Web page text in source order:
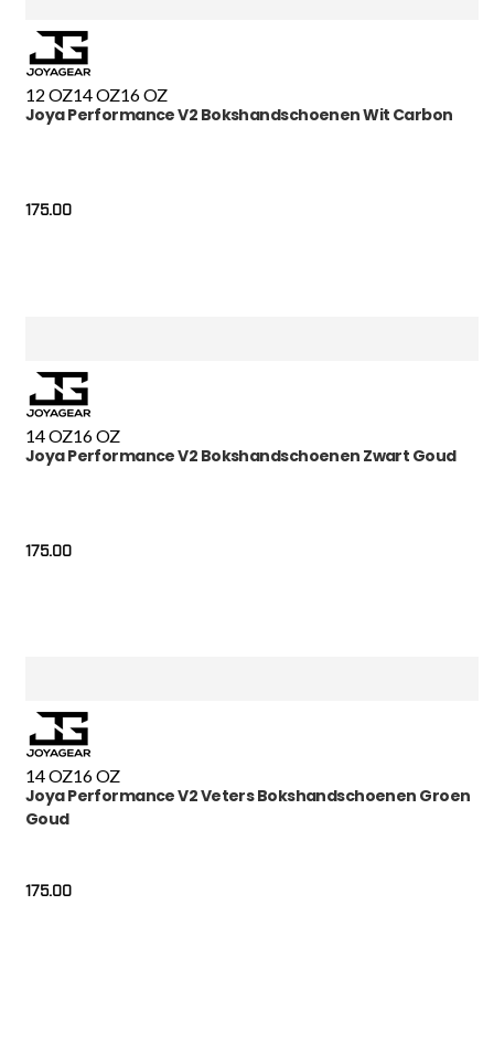
12 OZ14 OZ16 OZ
Joya Performance V2 Bokshandschoenen Wit Carbon
175.00
14 OZ16 OZ
Joya Performance V2 Bokshandschoenen Zwart Goud
175.00
14 OZ16 OZ
Joya Performance V2 Veters Bokshandschoenen Groen
Goud
175.00